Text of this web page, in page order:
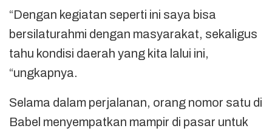
“Dengan kegiatan seperti ini saya bisa
bersilaturahmi dengan masyarakat, sekaligus
tahu kondisi daerah yang kita lalui ini,
“ungkapnya.
Selama dalam perjalanan, orang nomor satu di
Babel menyempatkan mampir di pasar untuk